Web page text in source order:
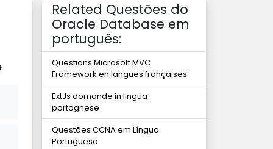
Related Questões do
Oracle Database em
português:
Questions Microsoft MVC
Framework en langues françaises
ExtJs domande in lingua
portoghese
Questões CCNA em Língua
Portuguesa